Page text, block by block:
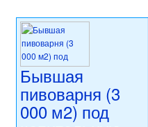
Бывшая
пивоварня (3
000 м2) под